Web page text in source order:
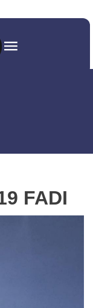
FADI